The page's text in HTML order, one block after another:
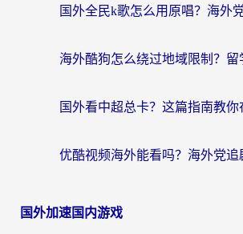
国外加速国内游戏